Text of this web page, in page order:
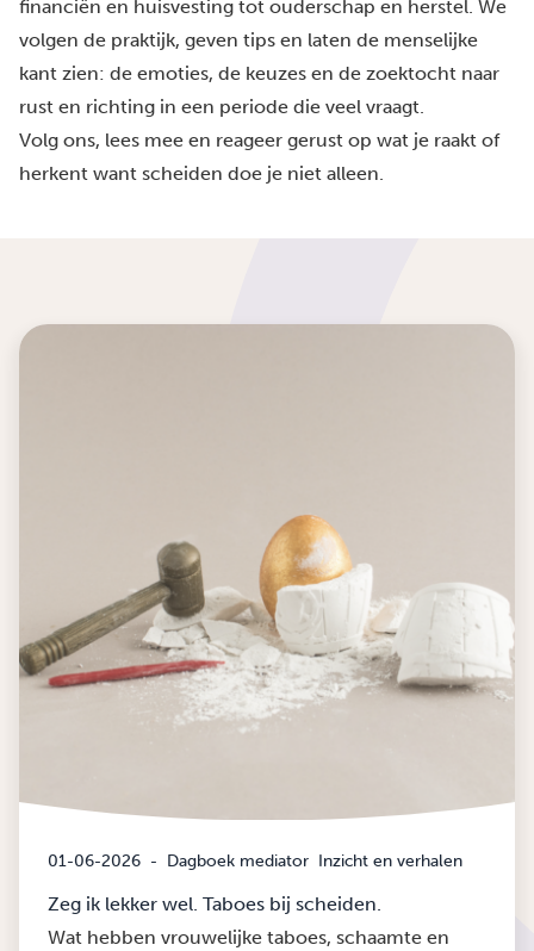
financiën en huisvesting tot ouderschap en herstel. We
volgen de praktijk, geven tips en laten de menselijke
kant zien: de emoties, de keuzes en de zoektocht naar
rust en richting in een periode die veel vraagt.
Volg ons, lees mee en reageer gerust op wat je raakt of
herkent want scheiden doe je niet alleen.
01-06-2026 - Dagboek mediator Inzicht en verhalen
Zeg ik lekker wel. Taboes bij scheiden.
Wat hebben vrouwelijke taboes, schaamte en